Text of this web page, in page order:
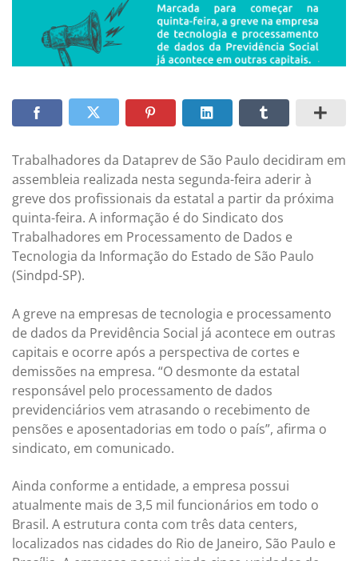
Trabalhadores da Dataprev de São Paulo decidiram em
assembleia realizada nesta segunda-feira aderir à
greve dos profissionais da estatal a partir da próxima
quinta-feira. A informação é do Sindicato dos
Trabalhadores em Processamento de Dados e
Tecnologia da Informação do Estado de São Paulo
(Sindpd-SP).
A greve na empresas de tecnologia e processamento
de dados da Previdência Social já acontece em outras
capitais e ocorre após a perspectiva de cortes e
demissões na empresa. “O desmonte da estatal
responsável pelo processamento de dados
previdenciários vem atrasando o recebimento de
pensões e aposentadorias em todo o país”, afirma o
sindicato, em comunicado.
Ainda conforme a entidade, a empresa possui
atualmente mais de 3,5 mil funcionários em todo o
Brasil. A estrutura conta com três data centers,
localizados nas cidades do Rio de Janeiro, São Paulo e